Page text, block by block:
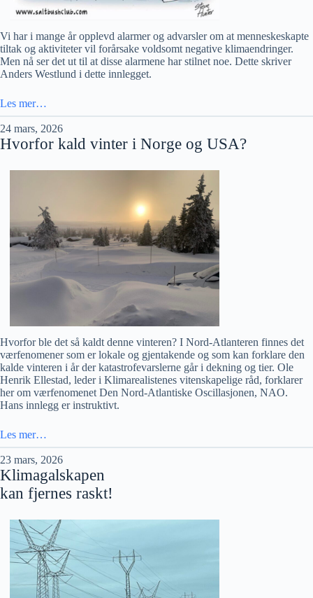
Vi har i mange år opplevd alarmer og advarsler om at menneskeskapte
tiltak og aktiviteter vil forårsake voldsomt negative klimaendringer.
Men nå ser det ut til at disse alarmene har stilnet noe. Dette skriver
Anders Westlund i dette innlegget.
Les mer…
24 mars, 2026
Hvorfor kald vinter i Norge og USA?
Hvorfor ble det så kaldt denne vinteren? I Nord-Atlanteren finnes det
værfenomener som er lokale og gjentakende og som kan forklare den
kalde vinteren i år der katastrofevarslerne går i dekning og tier. Ole
Henrik Ellestad, leder i Klimarealistenes vitenskapelige råd, forklarer
her om værfenomenet Den Nord-Atlantiske Oscillasjonen, NAO.
Hans innlegg er instruktivt.
Les mer…
23 mars, 2026
Klimagalskapen
kan fjernes raskt!